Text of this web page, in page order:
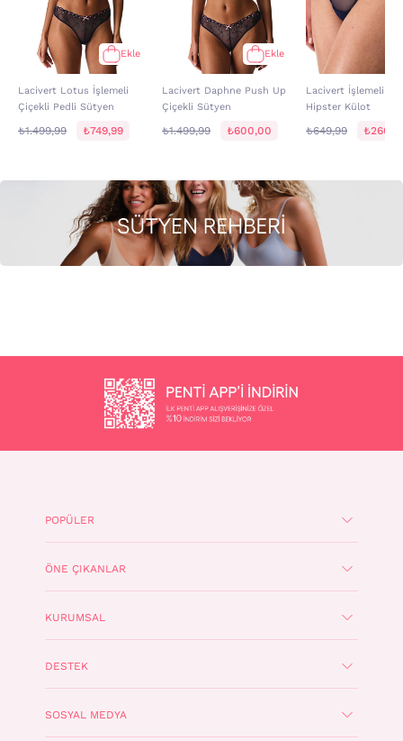
Ekle
Lacivert Lotus İşlemeli
Çiçekli Pedli Sütyen
₺1.499,99 ₺749,99
Ekle
Lacivert Daphne Push Up
Çiçekli Sütyen
₺1.499,99 ₺600,00
Lacivert İşlemeli
Hipster Külot
₺649,99
POPÜLER
ÖNE ÇIKANLAR
KURUMSAL
DESTEK
SOSYAL MEDYA